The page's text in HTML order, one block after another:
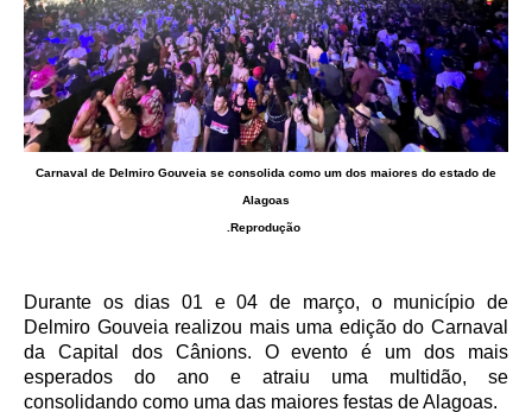
Carnaval de Delmiro Gouveia se consolida como um dos maiores do estado de
Alagoas
.Reprodução
Durante os dias 01 e 04 de março, o município de
Delmiro Gouveia realizou mais uma edição do Carnaval
da Capital dos Cânions. O evento é um dos mais
esperados do ano e atraiu uma multidão, se
consolidando como uma das maiores festas de Alagoas.